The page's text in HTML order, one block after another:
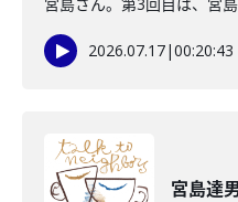
2026.07.17|00:20:43
宮島達